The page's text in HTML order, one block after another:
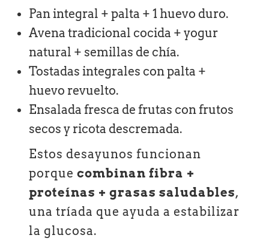
Pan integral + palta + 1 huevo duro.
Avena tradicional cocida + yogur
natural + semillas de chía.
Tostadas integrales con palta +
huevo revuelto.
Ensalada fresca de frutas con frutos
secos y ricota descremada.
Estos desayunos funcionan
porquecombinan fibra +
proteínas + grasas saludables,
una tríada que ayuda a estabilizar
la glucosa.